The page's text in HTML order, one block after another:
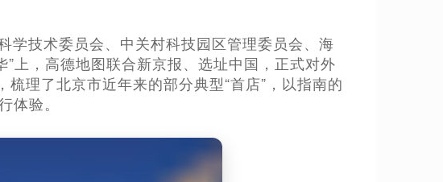
技术委员会、中关村科技园区管理委员会、海
上，高德地图联合新京报、选址中国，正式对外
理了北京市近年来的部分典型“首店”，以指南的
验。